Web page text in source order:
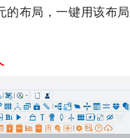
的布局 ，一键用该布局